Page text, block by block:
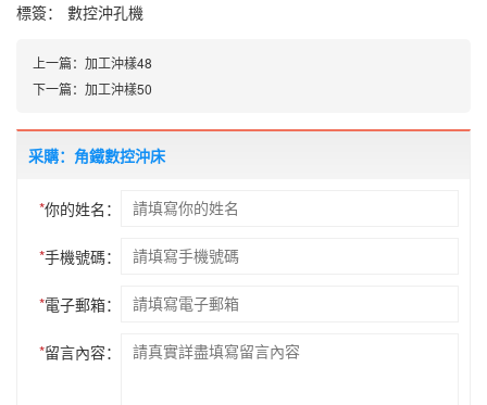
標簽： 數控沖孔機
上一篇： 加工沖樣48
下一篇： 加工沖樣50
采購：角鐵數控沖床
*你的姓名：
*手機號碼：
*電子郵箱：
*留言內容：